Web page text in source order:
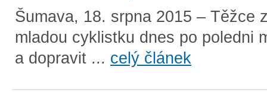
Šumava, 18. srpna 2015 – Těžce
mladou cyklistku dnes po poledni
a dopravit ... celý článek